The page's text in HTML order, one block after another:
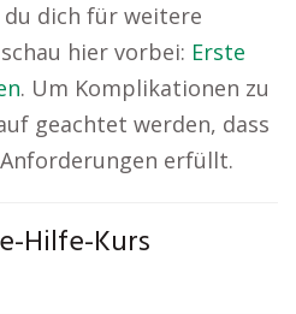
dich für weitere
hier vorbei: Erste
. Um Komplikationen zu
geachtet werden, dass
erfüllt.
Hilfe-Kurs